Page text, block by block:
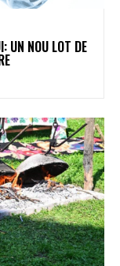
UN NOU LOT DE